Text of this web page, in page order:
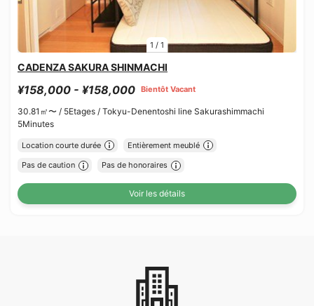
1 / 1
CADENZA SAKURA SHINMACHI
¥158,000 - ¥158,000 Bientôt Vacant
30.81㎡〜 / 5Etages / Tokyu-Denentoshi line Sakurashimmachi
5Minutes
Location courte durée Entièrement meublé
Pas de caution Pas de honoraires
Voir les détails